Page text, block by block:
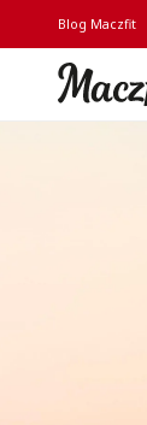
Blog Maczfit